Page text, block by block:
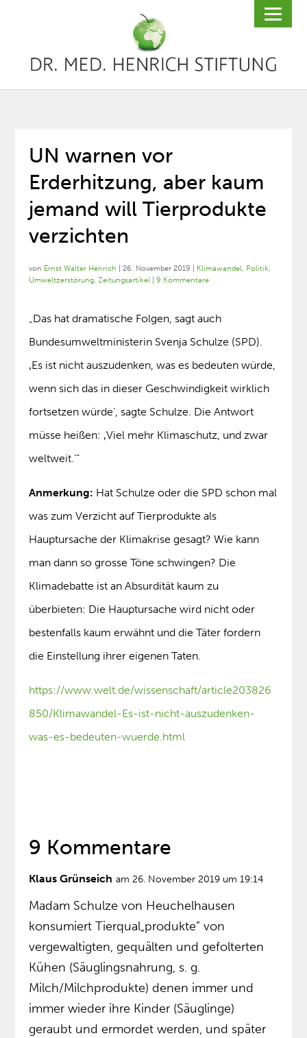
UN warnen vor
Erderhitzung, aber kaum
jemand will Tierprodukte
verzichten
von Ernst Walter Henrich |26. November 2019 Klimawandel, Politik,
Umweltzerstörung,Zeitungsartikel |9 Kommentare
„Das hat dramatische Folgen, sagt auch
Bundesumweltministerin Svenja Schulze (SPD).
‚Es ist nicht auszudenken, was es bedeuten würde,
wenn sich das in dieser Geschwindigkeit wirklich
fortsetzen würde‘, sagte Schulze. Die Antwort
müsse heißen: ‚Viel mehr Klimaschutz, und zwar
weltweit.‘“
Anmerkung: Hat Schulze oder die SPD schon mal
was zum Verzicht auf Tierprodukte als
Hauptursache der Klimakrise gesagt? Wie kann
man dann so grosse Töne schwingen? Die
Klimadebatte ist an Absurdität kaum zu
überbieten: Die Hauptursache wird nicht oder
bestenfalls kaum erwähnt und die Täter fordern
die Einstellung ihrer eigenen Taten.
https://www.welt.de/wissenschaft/article203826
850/Klimawandel-Es-ist-nicht-auszudenken-
was-es-bedeuten-wuerde.html
9 Kommentare
Klaus Grünseich am 26. November 2019 um 19:14
Madam Schulze von Heuchelhausen
konsumiert Tierqual„produkte” von
vergewaltigten, gequälten und gefolterten
Kühen (Säuglingsnahrung, s. g.
Milch/Milchprodukte) denen immer und
immer wieder ihre Kinder (Säuglinge)
geraubt und ermordet werden, und später